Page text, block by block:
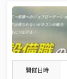
開催日時